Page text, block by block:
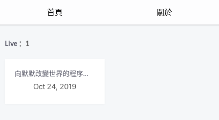
首頁 關於
Live ：1
向默默改變世界的程序員群體致敬
Oct 24, 2019